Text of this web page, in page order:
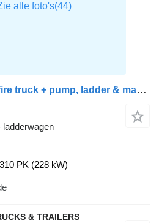
Scania P310 6x2 RHD fire truck + pump, ladder & manlift
ladderwagen
310 PK (228 kW)
& TRAILERS